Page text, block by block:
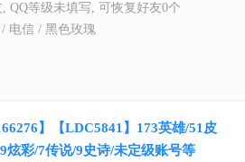
, QQ等级未填写, 可恢复好友0个
电信 / 黑色玫瑰
】【LDC5841】173英雄/51皮
炫彩/7传说/9史诗/未定级账号等